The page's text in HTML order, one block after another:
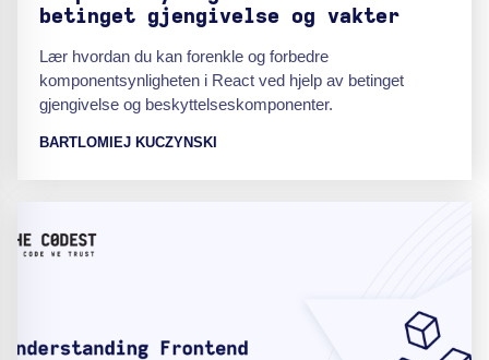
betinget gjengivelse og vakter
Lær hvordan du kan forenkle og forbedre
komponentsynligheten i React ved hjelp av betinget
gjengivelse og beskyttelseskomponenter.
BARTLOMIEJ KUCZYNSKI